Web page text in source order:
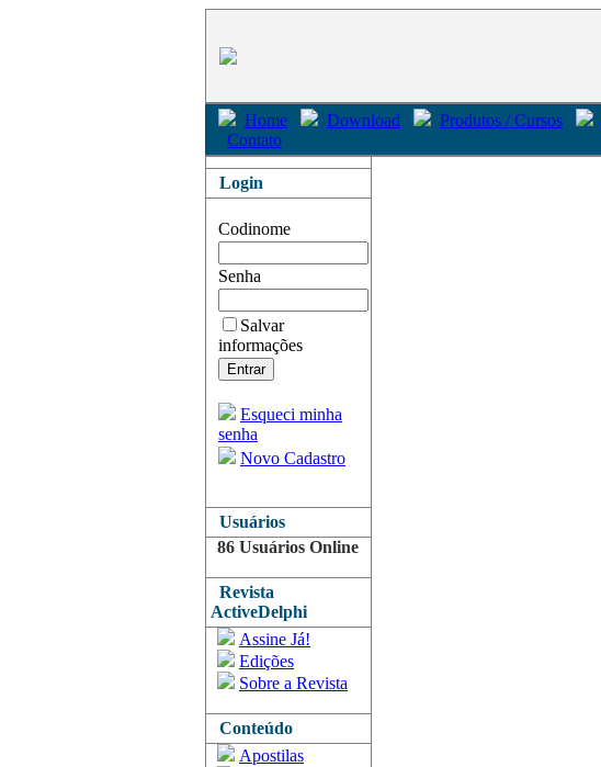
Home Download Produtos / Cursos
Contato
Login
Codinome
Senha
Salvar
informações
Esqueci minha
senha
Novo Cadastro
Usuários
86 Usuários Online
Revista
ActiveDelphi
Assine Já!
Edições
Sobre a Revista
Conteúdo
Apostilas